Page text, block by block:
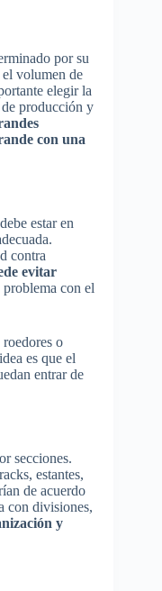
por su
el volumen de
elegir la
producción y
con una
estar en
contra
evitar
con el
o
es que el
entrar de
secciones.
estantes,
de acuerdo
con divisiones,
y